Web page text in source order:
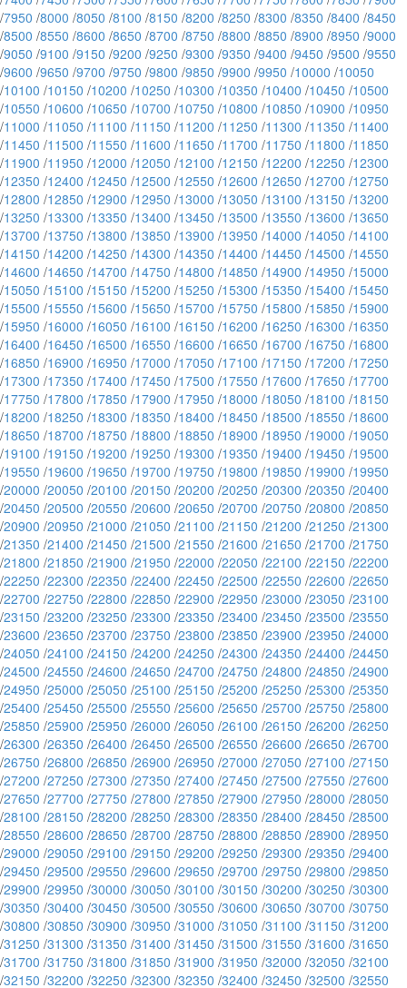
/7950 /8000 /8050 /8100 /8150 /8200 /8250 /8300 /8350 /8400 /8450
/8500 /8550 /8600 /8650 /8700 /8750 /8800 /8850 /8900 /8950 /9000
/9050 /9100 /9150 /9200 /9250 /9300 /9350 /9400 /9450 /9500 /9550
/9600 /9650 /9700 /9750 /9800 /9850 /9900 /9950 /10000 /10050
/10100 /10150 /10200 /10250 /10300 /10350 /10400 /10450 /10500
/10550 /10600 /10650 /10700 /10750 /10800 /10850 /10900 /10950
/11000 /11050 /11100 /11150 /11200 /11250 /11300 /11350 /11400
/11450 /11500 /11550 /11600 /11650 /11700 /11750 /11800 /11850
/11900 /11950 /12000 /12050 /12100 /12150 /12200 /12250 /12300
/12350 /12400 /12450 /12500 /12550 /12600 /12650 /12700 /12750
/12800 /12850 /12900 /12950 /13000 /13050 /13100 /13150 /13200
/13250 /13300 /13350 /13400 /13450 /13500 /13550 /13600 /13650
/13700 /13750 /13800 /13850 /13900 /13950 /14000 /14050 /14100
/14150 /14200 /14250 /14300 /14350 /14400 /14450 /14500 /14550
/14600 /14650 /14700 /14750 /14800 /14850 /14900 /14950 /15000
/15050 /15100 /15150 /15200 /15250 /15300 /15350 /15400 /15450
/15500 /15550 /15600 /15650 /15700 /15750 /15800 /15850 /15900
/15950 /16000 /16050 /16100 /16150 /16200 /16250 /16300 /16350
/16400 /16450 /16500 /16550 /16600 /16650 /16700 /16750 /16800
/16850 /16900 /16950 /17000 /17050 /17100 /17150 /17200 /17250
/17300 /17350 /17400 /17450 /17500 /17550 /17600 /17650 /17700
/17750 /17800 /17850 /17900 /17950 /18000 /18050 /18100 /18150
/18200 /18250 /18300 /18350 /18400 /18450 /18500 /18550 /18600
/18650 /18700 /18750 /18800 /18850 /18900 /18950 /19000 /19050
/19100 /19150 /19200 /19250 /19300 /19350 /19400 /19450 /19500
/19550 /19600 /19650 /19700 /19750 /19800 /19850 /19900 /19950
/20000 /20050 /20100 /20150 /20200 /20250 /20300 /20350 /20400
/20450 /20500 /20550 /20600 /20650 /20700 /20750 /20800 /20850
/20900 /20950 /21000 /21050 /21100 /21150 /21200 /21250 /21300
/21350 /21400 /21450 /21500 /21550 /21600 /21650 /21700 /21750
/21800 /21850 /21900 /21950 /22000 /22050 /22100 /22150 /22200
/22250 /22300 /22350 /22400 /22450 /22500 /22550 /22600 /22650
/22700 /22750 /22800 /22850 /22900 /22950 /23000 /23050 /23100
/23150 /23200 /23250 /23300 /23350 /23400 /23450 /23500 /23550
/23600 /23650 /23700 /23750 /23800 /23850 /23900 /23950 /24000
/24050 /24100 /24150 /24200 /24250 /24300 /24350 /24400 /24450
/24500 /24550 /24600 /24650 /24700 /24750 /24800 /24850 /24900
/24950 /25000 /25050 /25100 /25150 /25200 /25250 /25300 /25350
/25400 /25450 /25500 /25550 /25600 /25650 /25700 /25750 /25800
/25850 /25900 /25950 /26000 /26050 /26100 /26150 /26200 /26250
/26300 /26350 /26400 /26450 /26500 /26550 /26600 /26650 /26700
/26750 /26800 /26850 /26900 /26950 /27000 /27050 /27100 /27150
/27200 /27250 /27300 /27350 /27400 /27450 /27500 /27550 /27600
/27650 /27700 /27750 /27800 /27850 /27900 /27950 /28000 /28050
/28100 /28150 /28200 /28250 /28300 /28350 /28400 /28450 /28500
/28550 /28600 /28650 /28700 /28750 /28800 /28850 /28900 /28950
/29000 /29050 /29100 /29150 /29200 /29250 /29300 /29350 /29400
/29450 /29500 /29550 /29600 /29650 /29700 /29750 /29800 /29850
/29900 /29950 /30000 /30050 /30100 /30150 /30200 /30250 /30300
/30350 /30400 /30450 /30500 /30550 /30600 /30650 /30700 /30750
/30800 /30850 /30900 /30950 /31000 /31050 /31100 /31150 /31200
/31250 /31300 /31350 /31400 /31450 /31500 /31550 /31600 /31650
/31700 /31750 /31800 /31850 /31900 /31950 /32000 /32050 /32100
/32150 /32200 /32250 /32300 /32350 /32400 /32450 /32500 /32550